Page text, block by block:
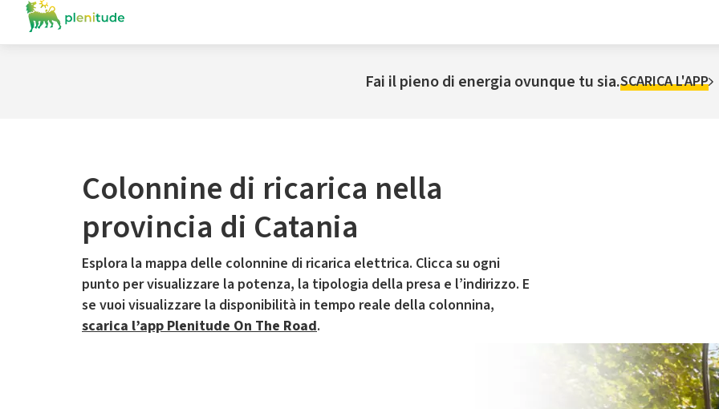
Fai il pieno di energia ovunque tu sia.SCARICA L'APP
Colonnine di ricarica nella
provincia di Catania
Esplora la mappa delle colonnine di ricarica elettrica. Clicca su ogni
punto per visualizzare la potenza, la tipologia della presa e l’indirizzo. E
se vuoi visualizzare la disponibilità in tempo reale della colonnina,
scarica l’app Plenitude On The Road.